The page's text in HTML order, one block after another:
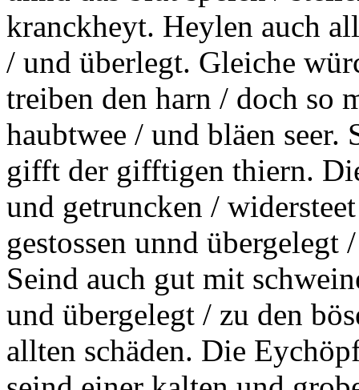
kranckheyt. Heylen auch
/ und überlegt. Gleiche
treiben den harn / doch so
haubtwee / und bläen
gifft der gifftigen thiern.
und getruncken /
gestossen unnd
Seind auch gut mit
und übergelegt / zu den
allten schäden. Die